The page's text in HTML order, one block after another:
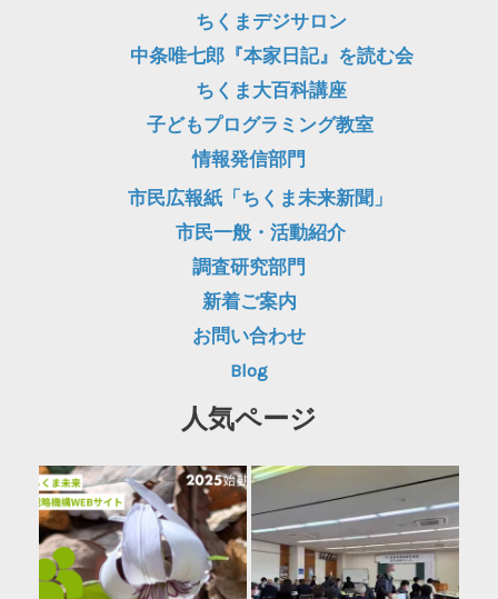
ちくまデジサロン
中条唯七郎『本家日記』を読む会
ちくま大百科講座
子どもプログラミング教室
情報発信部門
市民広報紙「ちくま未来新聞」
市民一般・活動紹介
調査研究部門
新着ご案内
お問い合わせ
Blog
人気ページ